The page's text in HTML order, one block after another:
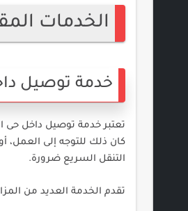
الخدمات
خدمة توصيل
تعتبر خدمة توصيل داخل حى
كان ذلك للتوجه إلى العمل،
التنقل السريع ضرورة.
تقدم الخدمة العديد من